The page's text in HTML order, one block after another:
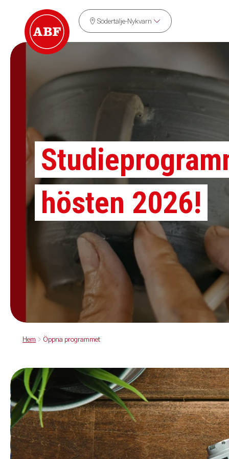
Södertälje-Nykvarn
hösten 2026!
Hem Öppna programmet